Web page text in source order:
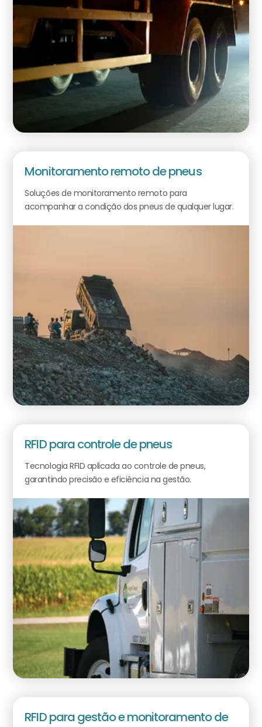
Monitoramento remoto de pneus
Soluções de monitoramento remoto para
acompanhar a condição dos pneus de qualquer lugar.
RFID para controle de pneus
Tecnologia RFID aplicada ao controle de pneus,
garantindo precisão e eficiência na gestão.
RFID para gestão e monitoramento de